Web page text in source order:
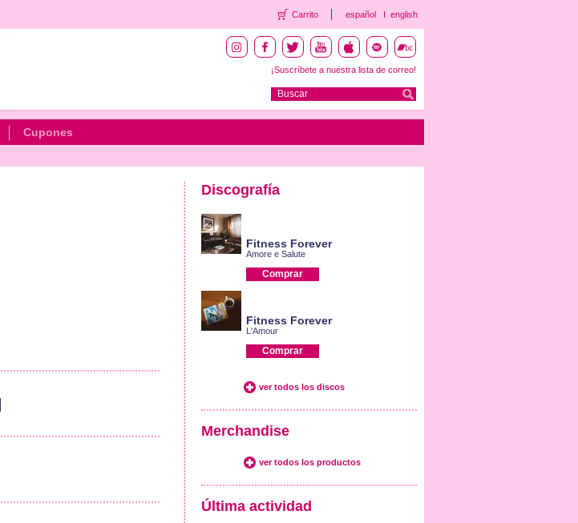
Carrito español english
¡Suscríbete a nuestra lista de correo!
Cupones
Discografía
Fitness Forever
Amore e Salute
Comprar
Fitness Forever
L'Amour
Comprar
ver todos los discos
Merchandise
ver todos los productos
Última actividad